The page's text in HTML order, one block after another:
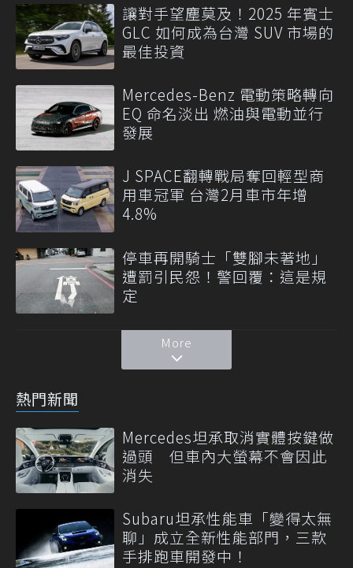
讓對手望塵莫及！2025 年賓士
GLC 如何成為台灣 SUV 市場的
最佳投資
Mercedes-Benz 電動策略轉向
EQ 命名淡出 燃油與電動並行
發展
J SPACE翻轉戰局奪回輕型商
用車冠軍 台灣2月車市年增
4.8%
停車再開騎士「雙腳未著地」
遭罰引民怨！警回覆：這是規
定
More
熱門新聞
Mercedes坦承取消實體按鍵做
過頭 但車內大螢幕不會因此
消失
Subaru坦承性能車「變得太無
聊」成立全新性能部門，三款
手排跑車開發中！